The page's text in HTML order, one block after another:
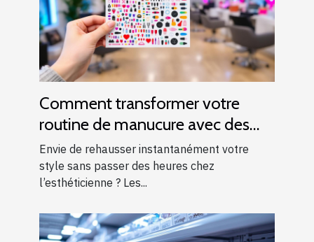
Comment transformer votre
routine de manucure avec des
autocollants pour ongles ?
Envie de rehausser instantanément votre
style sans passer des heures chez
l’esthéticienne ? Les...